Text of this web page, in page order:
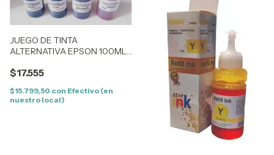
JUEGO DE TINTA
ALTERNATIVA EPSON 100ML
$17.555
$15.799,50 con Efectivo (en
nuestro local)